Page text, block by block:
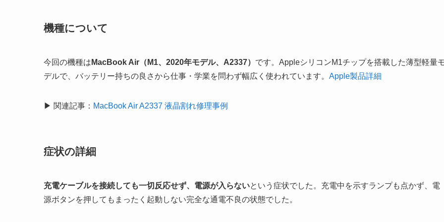
機種について
今回の機種は MacBook Air（M1、2020年モデル、A2337） です。AppleシリコンM1チップを搭載した薄型軽量
デルで、バッテリー持ちの良さから仕事・学業を問わず幅広く使われています。 Apple製品詳細
▶ 関連記事： MacBook Air A2337 液晶割れ修理事例
症状の詳細
充電ケーブルを接続しても一切反応せず、電源が入らないという症状でした。充電中を示すランプも点かず、電
源ボタンを押してもまったく起動しない完全な通電不良の状態でした。